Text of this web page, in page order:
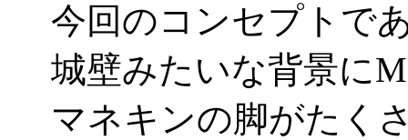
今回のコンセプトで
城壁みたいな背景に
マネキンの脚がたく